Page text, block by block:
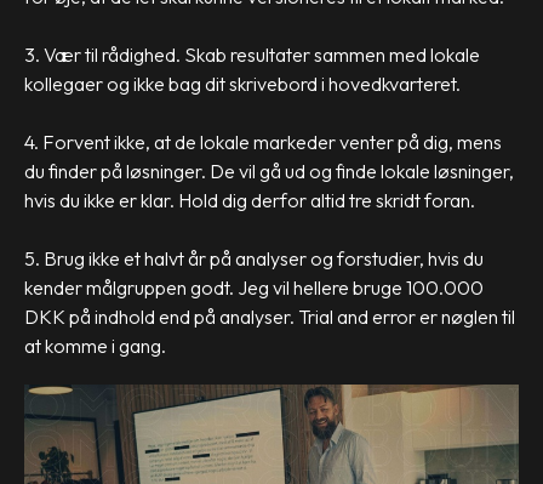
3. Vær til rådighed. Skab resultater sammen med lokale
kollegaer og ikke bag dit skrivebord i hovedkvarteret.
4. Forvent ikke, at de lokale markeder venter på dig, mens
du finder på løsninger. De vil gå ud og finde lokale løsninger,
hvis du ikke er klar. Hold dig derfor altid tre skridt foran.
5. Brug ikke et halvt år på analyser og forstudier, hvis du
kender målgruppen godt. Jeg vil hellere bruge 100.000
DKK på indhold end på analyser. Trial and error er nøglen til
at komme i gang.